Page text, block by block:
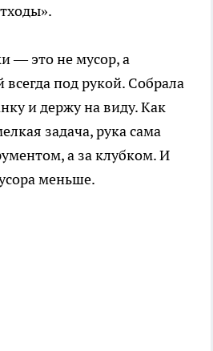
— это не мусор, а
под рукой. Собрала
и держу на виду. Как
задача, рука сама
а за клубком. И
меньше.